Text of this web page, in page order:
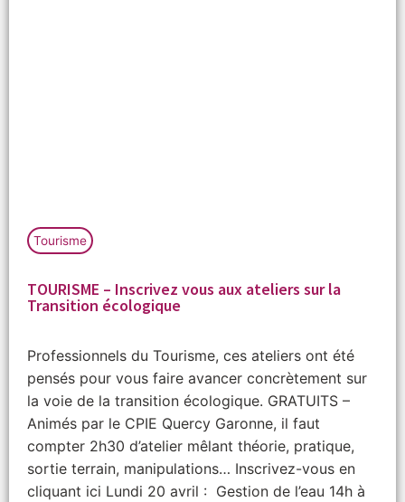
Tourisme
TOURISME – Inscrivez vous aux ateliers sur la
Transition écologique
Professionnels du Tourisme, ces ateliers ont été
pensés pour vous faire avancer concrètement sur
la voie de la transition écologique. GRATUITS –
Animés par le CPIE Quercy Garonne, il faut
compter 2h30 d’atelier mêlant théorie, pratique,
sortie terrain, manipulations… Inscrivez-vous en
cliquant ici Lundi 20 avril : Gestion de l’eau 14h à